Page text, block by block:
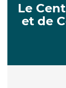
Le
et de